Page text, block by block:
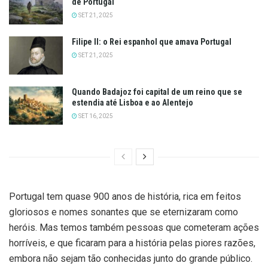
de Portugal
SET 21, 2025
Filipe II: o Rei espanhol que amava Portugal
SET 21, 2025
Quando Badajoz foi capital de um reino que se
estendia até Lisboa e ao Alentejo
SET 16, 2025
Portugal tem quase 900 anos de história, rica em feitos
gloriosos e nomes sonantes que se eternizaram como
heróis. Mas temos também pessoas que cometeram ações
horríveis, e que ficaram para a história pelas piores razões,
embora não sejam tão conhecidas junto do grande público.